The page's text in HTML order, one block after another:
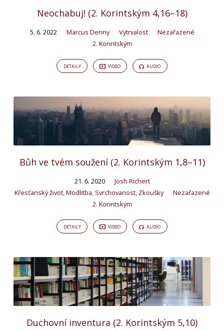
Neochabuj! (2. Korintským 4,16–18)
5. 6. 2022 Marcus Denny Vytrvalost
Nezařazené
2. Korintským
DETAILY VIDEO AUDIO
Bůh ve tvém soužení (2. Korintským 1,8–11)
21. 6. 2020
Josh Richert
Křesťanský život,Modlitba, Svrchovanost, Zkoušky
Nezařazené
2. Korintským
DETAILY VIDEO AUDIO
Duchovní inventura (2. Korintským 5,10)